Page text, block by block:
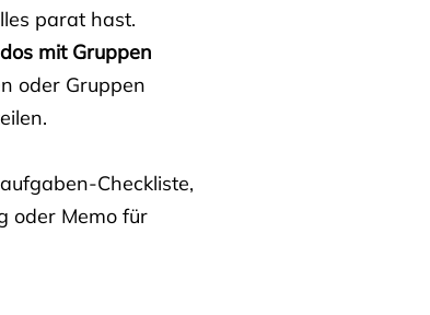
parat hast.
mit Gruppen
oder Gruppen
Checkliste,
oder Memo für